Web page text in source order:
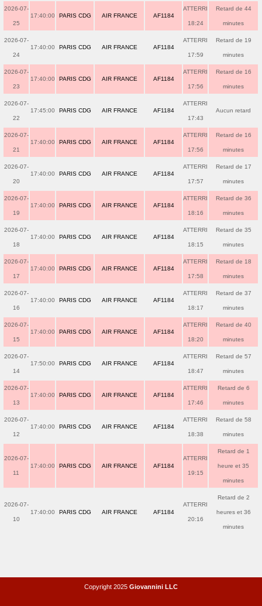
2026-07-
25
17:40:00 PARIS CDG AIR FRANCE AF1184
ATTERRI
18:24
Retard de 44
minutes
2026-07-
24
17:40:00 PARIS CDG AIR FRANCE AF1184
ATTERRI
17:59
Retard de 19
minutes
2026-07-
23
17:40:00 PARIS CDG AIR FRANCE AF1184
ATTERRI
17:56
Retard de 16
minutes
2026-07-
22
17:45:00 PARIS CDG AIR FRANCE AF1184
ATTERRI
17:43
Aucun retard
2026-07-
21
17:40:00 PARIS CDG AIR FRANCE AF1184
ATTERRI
17:56
Retard de 16
minutes
2026-07-
20
17:40:00 PARIS CDG AIR FRANCE AF1184
ATTERRI
17:57
Retard de 17
minutes
2026-07-
19
17:40:00 PARIS CDG AIR FRANCE AF1184
ATTERRI
18:16
Retard de 36
minutes
2026-07-
18
17:40:00 PARIS CDG AIR FRANCE AF1184
ATTERRI
18:15
Retard de 35
minutes
2026-07-
17
17:40:00 PARIS CDG AIR FRANCE AF1184
ATTERRI
17:58
Retard de 18
minutes
2026-07-
16
17:40:00 PARIS CDG AIR FRANCE AF1184
ATTERRI
18:17
Retard de 37
minutes
2026-07-
15
17:40:00 PARIS CDG AIR FRANCE AF1184
ATTERRI
18:20
Retard de 40
minutes
2026-07-
14
17:50:00 PARIS CDG AIR FRANCE AF1184
ATTERRI
18:47
Retard de 57
minutes
2026-07-
13
17:40:00 PARIS CDG AIR FRANCE AF1184
ATTERRI
17:46
Retard de 6
minutes
2026-07-
12
17:40:00 PARIS CDG AIR FRANCE AF1184
ATTERRI
18:38
Retard de 58
minutes
2026-07-
11
17:40:00 PARIS CDG AIR FRANCE AF1184
ATTERRI
19:15
Retard de 1
heure et 35
minutes
2026-07-
10
17:40:00 PARIS CDG AIR FRANCE AF1184
ATTERRI
20:16
Retard de 2
heures et 36
minutes
Copyright 2025 Giovannini LLC